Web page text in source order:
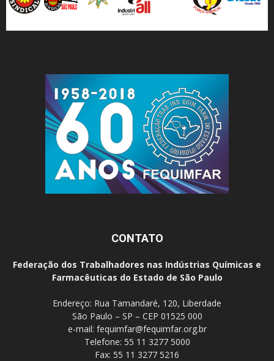
CONTATO
Federação dos Trabalhadores nas Indústrias Químicas e
Farmacêuticas do Estado de São Paulo
Endereço: Rua Tamandaré, 120, Liberdade
São Paulo – SP – CEP 01525 000
e-mail: fequimfar@fequimfar.org.br
Telefone: 55 11 3277 5000
Fax: 55 11 3277 5216